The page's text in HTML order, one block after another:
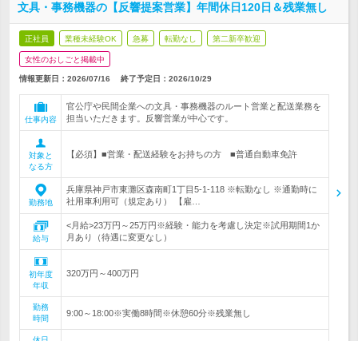
文具・事務機器の【反響提案営業】年間休日120日＆残業無し
正社員 業種未経験OK 急募 転勤なし 第二新卒歓迎
女性のおしごと掲載中
情報更新日：2026/07/16 終了予定日： 2026/10/29
仕事内容
官公庁や民間企業への文具・事務機器のルート営業と配送業務を
担当いただきます。反響営業が中心です。
対象と
なる方
【必須】■営業・配送経験をお持ちの方 ■普通自動車免許
勤務地
兵庫県神戸市東灘区森南町1丁目5-1-118 ※転勤なし ※通勤時に
社用車利用可（規定あり） 【雇…
給与
<月給>23万円～25万円※経験・能力を考慮し決定※試用期間1か
月あり（待遇に変更なし）
初年度
年収
320万円～400万円
勤務
時間
9:00～18:00※実働8時間※休憩60分※残業無し